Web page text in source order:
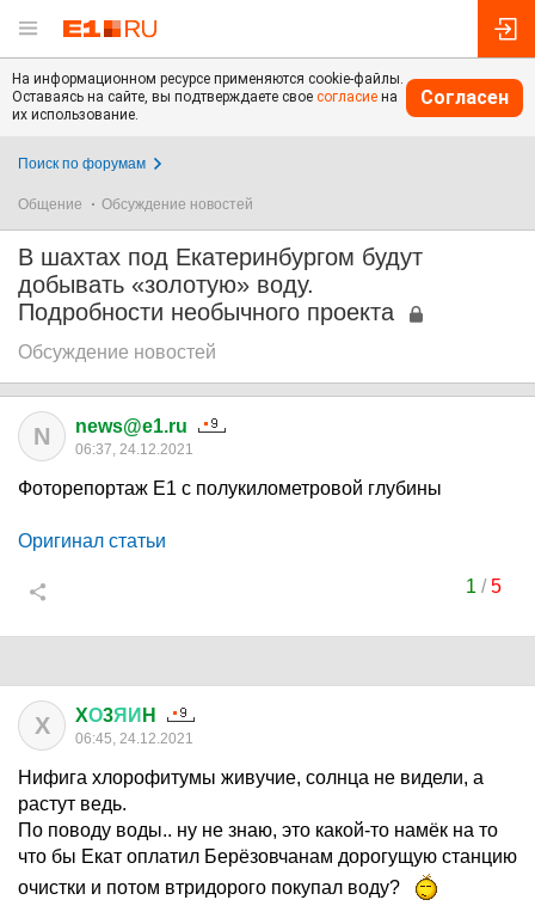
На информационном ресурсе применяются cookie-файлы.
Оставаясь на сайте, вы подтверждаете свое согласие на
их использование.
Согласен
Поиск по форумам
Общение Обсуждение новостей
В шахтах под Екатеринбургом будут
добывать «золотую» воду.
Подробности необычного проекта
Обсуждение новостей
N news@e1.ru
06:37, 24.12.2021
Фоторепортаж E1 с полукилометровой глубины
Оригинал статьи
1 /5
X XО3ЯИ H
06:45, 24.12.2021
Нифига хлорофитумы живучие, солнца не видели, а
растут ведь.
По поводу воды.. ну не знаю, это какой-то намёк на то
что бы Екат оплатил Берёзовчанам дорогущую станцию
очистки и потом втридорого покупал воду?